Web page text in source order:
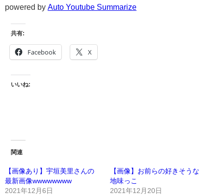
powered by Auto Youtube Summarize
共有:
Facebook X
いいね:
関連
【画像あり】宇垣美里さんの
最新画像wwwwwwww
2021年12月6日
【画像】お前らの好きそうな
地味っこ
2021年12月20日